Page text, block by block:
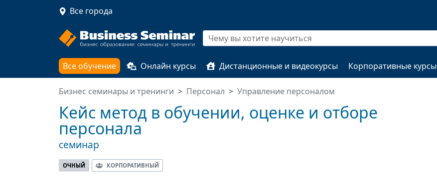
Все города
Все обучение Онлайн курсы Дистанционные и видеокурсы Корпоративные курсы
Бизнес семинары и тренинги Персонал Управление персоналом
Кейс метод в обучении, оценке и отборе
персонала
семинар
ОЧНЫЙ КОРПОРАТИВНЫЙ